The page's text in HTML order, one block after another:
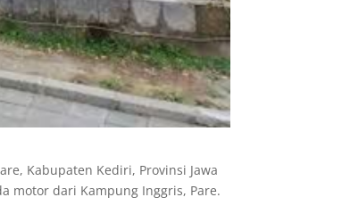
Kabupaten Kediri, Provinsi Jawa
motor dari Kampung Inggris, Pare.